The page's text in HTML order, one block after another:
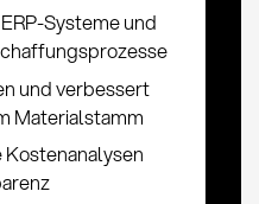
Systeme und
und verbessert
Materialstamm